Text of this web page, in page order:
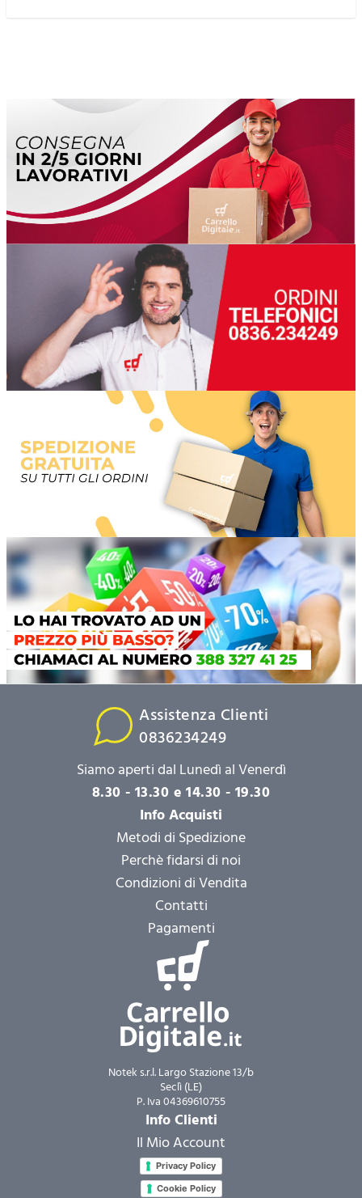
Assistenza Clienti
0836234249
Siamo aperti dal Lunedì al Venerdì
8.30 - 13.30 e 14.30 - 19.30
Info Acquisti
Metodi di Spedizione
Perchè fidarsi di noi
Condizioni di Vendita
Contatti
Pagamenti
Notek s.r.l. Largo Stazione 13/b
Seclì (LE)
P. Iva 04369610755
Info Clienti
Il Mio Account
Privacy Policy
Cookie Policy